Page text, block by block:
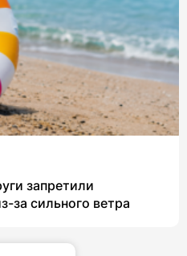
запретили
за сильного ветра